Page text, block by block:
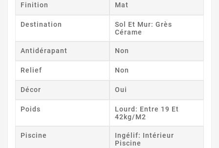
Finition Mat
Destination
Sol Et Mur: Grès
Cérame
Antidérapant Non
Relief Non
Décor Oui
Poids
Lourd: Entre 19 Et
42kg/m2
Piscine
Ingélif: Intérieur
Piscine